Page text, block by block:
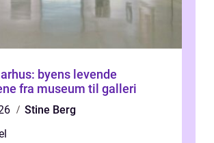
byens levende
fra museum til galleri
Stine Berg